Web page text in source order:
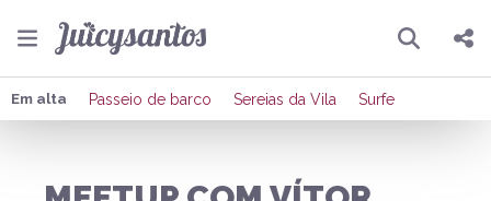
Pesquisar
Compartilhar
Enviar por Whatsapp
Em alta Passeio de barco Sereias da Vila Surfe